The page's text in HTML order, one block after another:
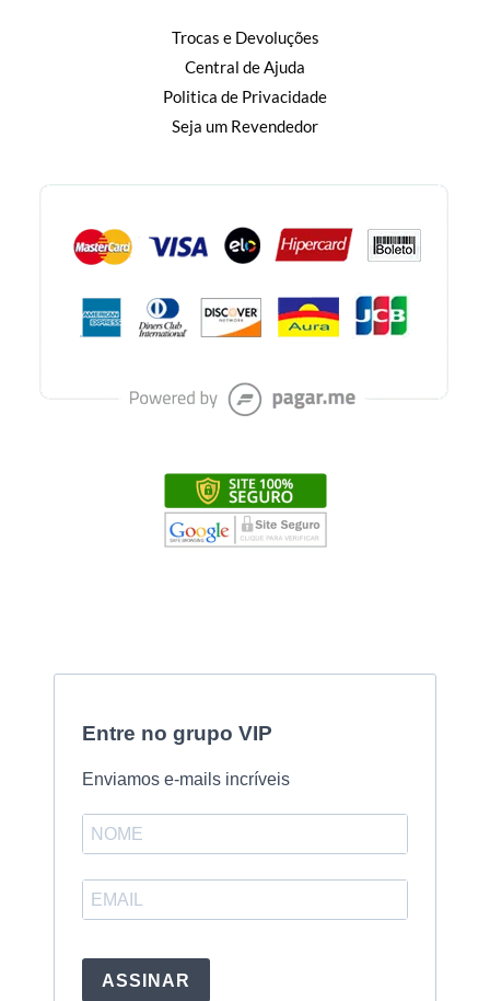
Trocas e Devoluções
Central de Ajuda
Politica de Privacidade
Seja um Revendedor
Entre no grupo VIP
Enviamos e-mails incríveis
ASSINAR